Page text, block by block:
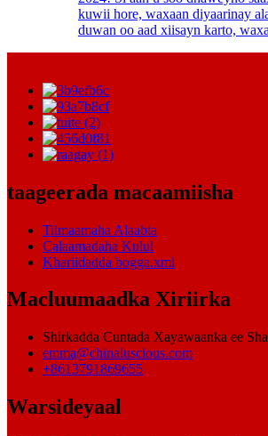
kuwii hore, waxaan diyaarinay
duwan oo aad xiisayn karto,
taageerada macaamiisha
Tilmaamaha Alaabta
Calaamadaha Kulul
Khariidadda bogga.xml
Macluumaadka Xiriirka
Shirkadda Cuntada Xayawaanka ee
emma@chinaluscious.com
+8613791869655
Warsideyaal